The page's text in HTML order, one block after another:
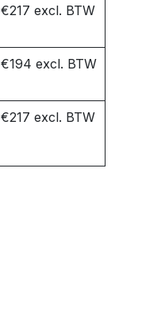
€217 excl. BTW
€194 excl. BTW
€217 excl. BTW